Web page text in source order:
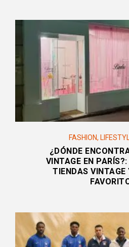
FASHION,
¿DÓNDE
VINTAGE EN
TIENDAS